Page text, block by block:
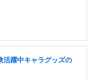
活躍中キャラグッズの